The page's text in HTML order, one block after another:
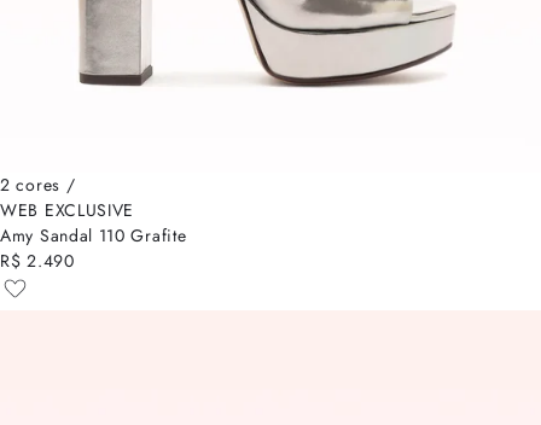
2 cores /
WEB EXCLUSIVE
Amy Sandal 110 Grafite
R$ 2.490